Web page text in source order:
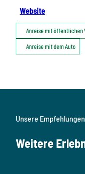
Website
Anreise mit öffentlichen
Anreise mit dem Auto
Unsere Empfehlungen
Weitere